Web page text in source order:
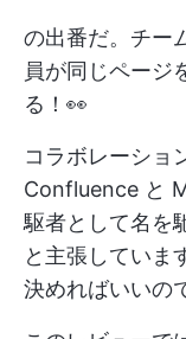
の出番だ。チー
員が同じページ
る！👀
コラボレーショ
Confluence と
駆者として名を
と主張していま
決めればいいの